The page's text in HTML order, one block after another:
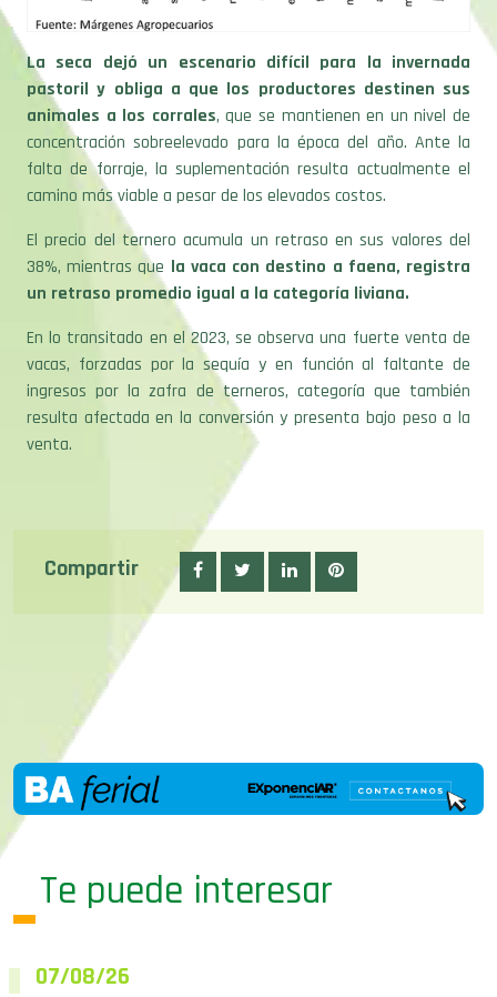
La seca dejó un escenario difícil para la invernada
pastoril y obliga a que los productores destinen sus
animales a los corrales, que se mantienen en un nivel de
concentración sobreelevado para la época del año. Ante la
falta de forraje, la suplementación resulta actualmente el
camino más viable a pesar de los elevados costos.
El precio del ternero acumula un retraso en sus valores del
38%, mientras que la vaca con destino a faena, registra
un retraso promedio igual a la categoría liviana.
En lo transitado en el 2023, se observa una fuerte venta de
vacas, forzadas por la sequía y en función al faltante de
ingresos por la zafra de terneros, categoría que también
resulta afectada en la conversión y presenta bajo peso a la
venta.
Compartir
Te puede interesar
07/08/26